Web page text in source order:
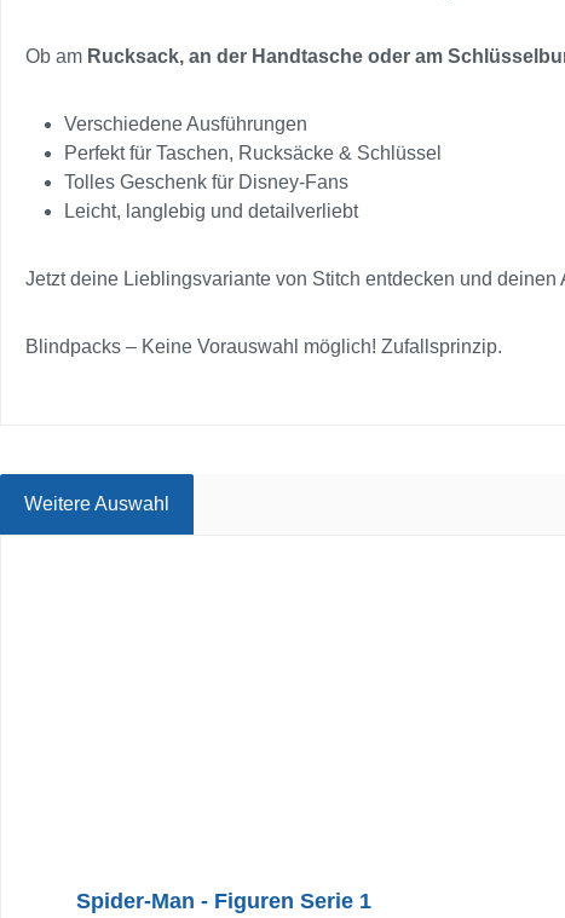
Ob am Rucksack, an der Handtasche oder am
Verschiedene Ausführungen
Perfekt für Taschen, Rucksäcke & Schlüssel
Tolles Geschenk für Disney-Fans
Leicht, langlebig und detailverliebt
Jetzt deine Lieblingsvariante von Stitch entdecken und
Blindpacks – Keine Vorauswahl möglich! Zufallsprinzip.
Weitere Auswahl
Spider-Man - Figuren Serie 1